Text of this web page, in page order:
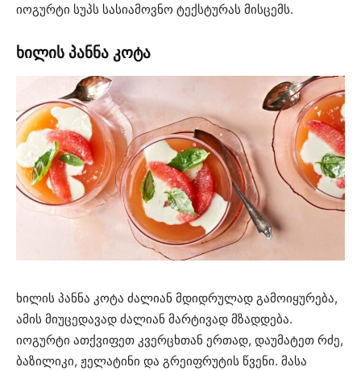
იოგურტი სუპს სასიამოვნო ტექსტურას მისცემს.
ხილის პანნა კოტა
ხილის პანნა კოტა ძალიან მდიდრულად გამოიყურება,
ამის მიუცედავად ძალიან მარტივად მზადდება.
იოგურტი ათქვიფეთ კვერცხთან ერთად, დაუმატეთ რძე,
ბაზილიკი, ჟელატინი და გრეიფრუტის წვენი. მასა